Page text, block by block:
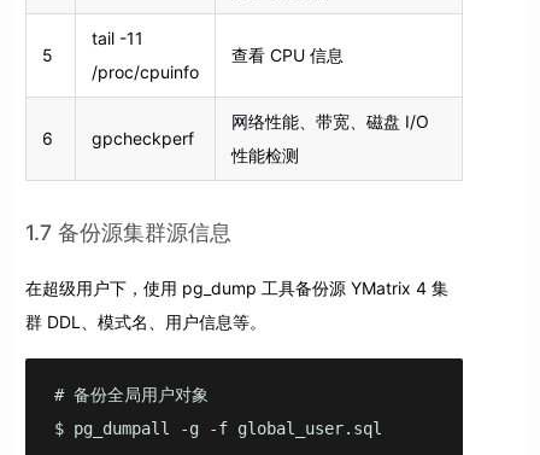
5
tail -11
/proc/cpuinfo
查看 CPU 信息
6 gpcheckperf
网络性能、带宽、磁盘 I/O
性能检测
1.7 备份源集群源信息
在超级用户下，使用 pg_dump 工具备份源 YMatrix 4 集
群 DDL、模式名、用户信息等。
# 备份全局用户对象
$ pg_dumpall -g -f global_user.sql